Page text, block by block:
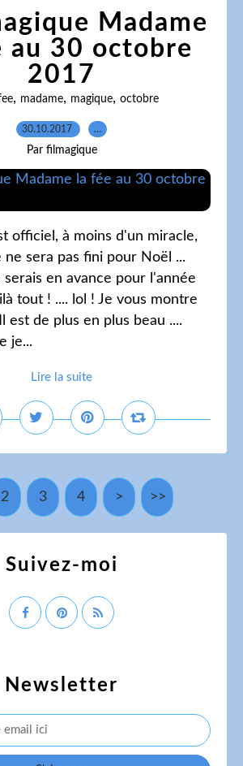
Madame
au 30 octobre
2017
, madame, magique, octobre
30.10.2017 …
Par filmagique
officiel, à moins d'un miracle,
ne sera pas fini pour Noël ...
serais en avance pour l'année
tout ! .... lol ! Je vous montre
est de plus en plus beau ....
je...
Lire la suite
2 3 4 > >>
Newsletter
Suivez-moi